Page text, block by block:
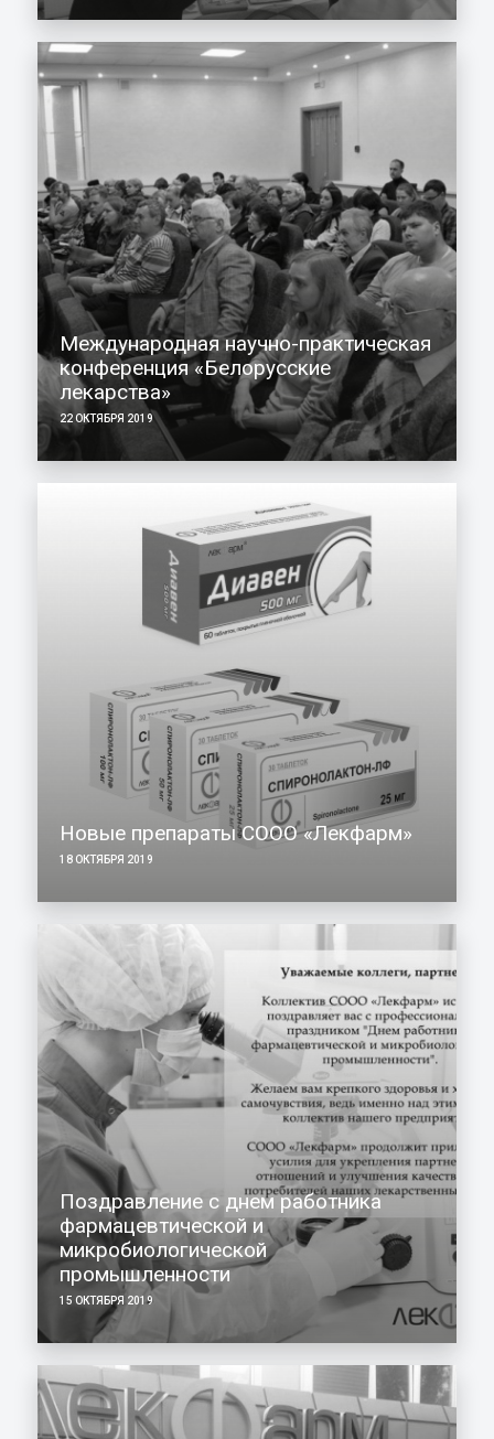
Международная научно-практическая
конференция «Белорусские
лекарства»
22 ОКТЯБРЯ 2019
Новые препараты СООО «Лекфарм»
18 ОКТЯБРЯ 2019
Поздравление с днем работника
фармацевтической и
микробиологической
промышленности
15 ОКТЯБРЯ 2019